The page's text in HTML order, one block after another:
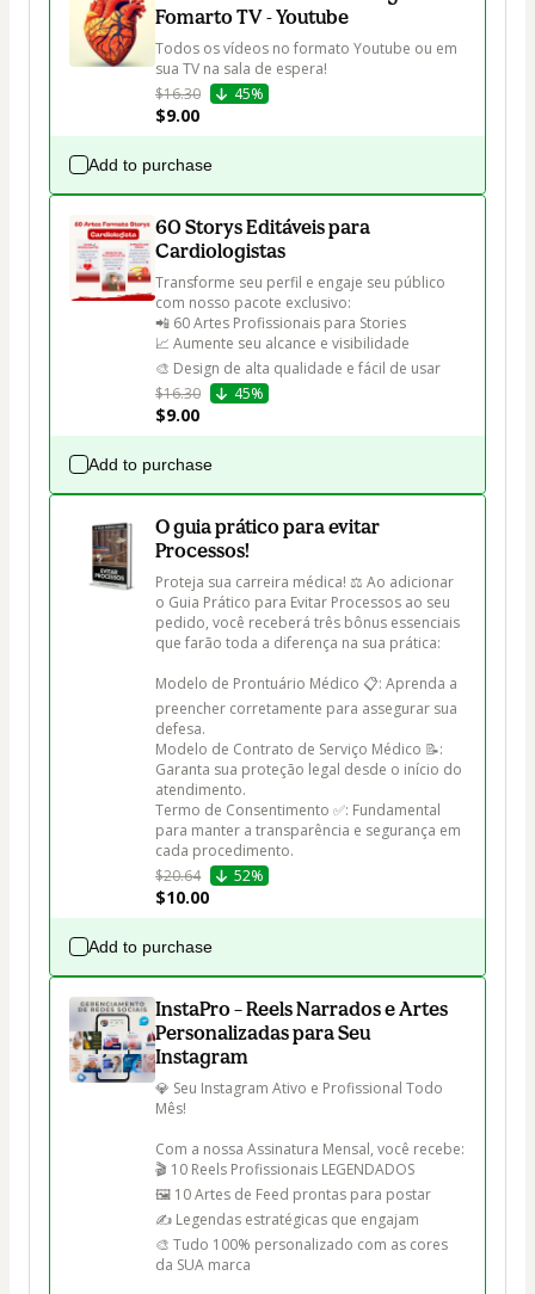
Fomarto TV - Youtube
Todos os vídeos no formato Youtube ou em
$16.30
45%
$9.00
Add to purchase
60 Storys Editáveis para
Cardiologistas
Transforme seu perfil e engaje seu público
com nosso pacote exclusivo:
📲 60 Artes Profissionais para Stories
📈 Aumente seu alcance e visibilidade
🎨 Design de alta qualidade e fácil de usar
$16.30
45%
$9.00
Add to purchase
O guia prático para evitar
Processos!
Proteja sua carreira médica! ⚖️ Ao adicionar
o Guia Prático para Evitar Processos ao seu
pedido, você receberá três bônus essenciais
que farão toda a diferença na sua prática:
Modelo de Prontuário Médico 📋: Aprenda a
preencher corretamente para assegurar sua
defesa.
Modelo de Contrato de Serviço Médico 📝:
Garanta sua proteção legal desde o início do
atendimento.
Termo de Consentimento ✅: Fundamental
para manter a transparência e segurança em
cada procedimento.
$20.64
52%
$10.00
Add to purchase
InstaPro – Reels Narrados e Artes
Personalizadas para Seu
Instagram
💎 Seu Instagram Ativo e Profissional Todo
Mês!
Com a nossa Assinatura Mensal, você recebe:
🎬 10 Reels Profissionais LEGENDADOS
🖼️ 10 Artes de Feed prontas para postar
✍️ Legendas estratégicas que engajam
🎨 Tudo 100% personalizado com as cores
da SUA marca